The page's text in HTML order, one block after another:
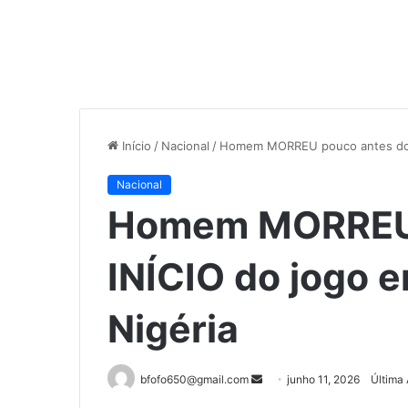
Início / Nacional / Homem MORREU pouco antes
Nacional
Homem
INÍCIO do jogo
Nigéria
bfofo650@gmail.com
Mandejunho 11, 2026 Última